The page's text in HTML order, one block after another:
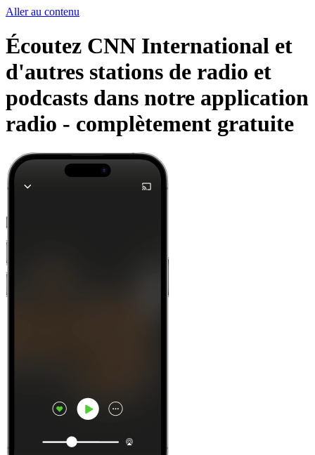
Aller au contenu
Écoutez CNN International et
d'autres stations de radio et
podcasts dans notre application
radio - complètement gratuite